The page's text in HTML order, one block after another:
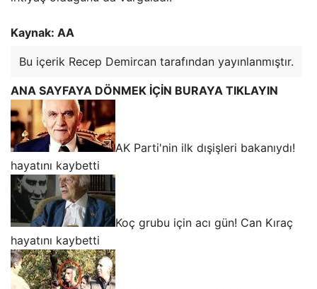
Kaynak: AA
Bu içerik Recep Demircan tarafından yayınlanmıştır.
ANA SAYFAYA DÖNMEK İÇİN BURAYA TIKLAYIN
AK Parti'nin ilk dışişleri bakanıydı!
hayatını kaybetti
Koç grubu için acı gün! Can Kıraç
hayatını kaybetti